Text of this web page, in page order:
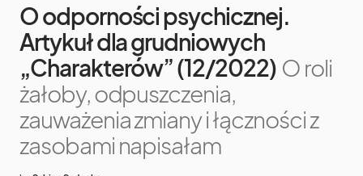
O odporności psychicznej.
Artykuł dla grudniowych
„Charakterów” (12/2022) O roli
żałoby, odpuszczenia,
zauważenia zmiany i łączności z
zasobami napisałam